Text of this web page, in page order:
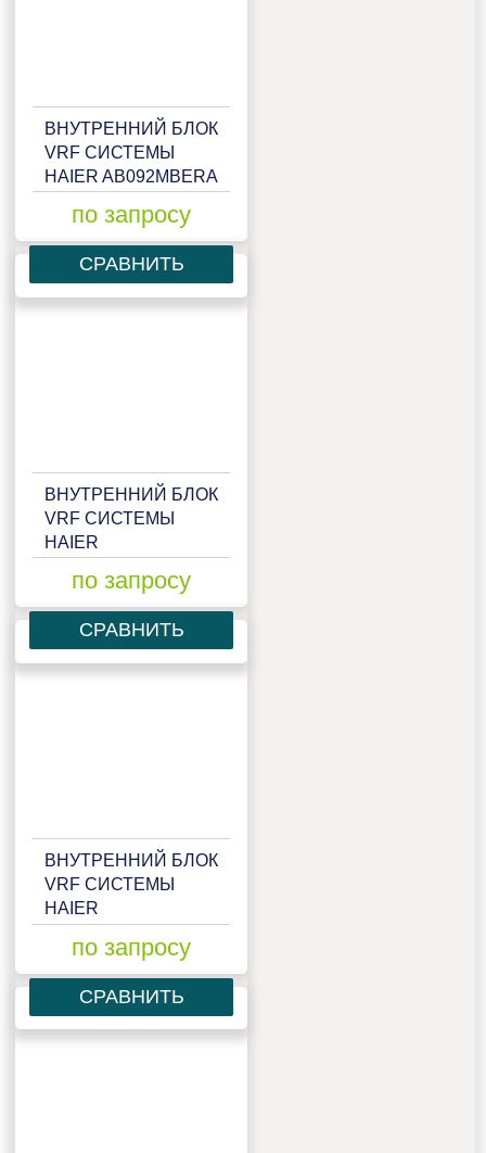
ВНУТРЕННИЙ БЛОК
VRF СИСТЕМЫ
HAIER AB092MBERA
по запросу
СРАВНИТЬ
ВНУТРЕННИЙ БЛОК
VRF СИСТЕМЫ
HAIER
по запросу
СРАВНИТЬ
ВНУТРЕННИЙ БЛОК
VRF СИСТЕМЫ
HAIER
по запросу
СРАВНИТЬ